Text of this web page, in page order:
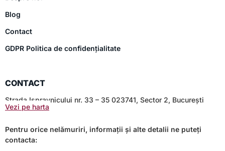
Blog
Contact
GDPR Politica de confidențialitate
CONTACT
Strada Ispravnicului nr. 33 – 35 023741, Sector 2, București
Vezi pe harta
Pentru orice nelămuriri, informații și alte detalii ne puteți
contacta: